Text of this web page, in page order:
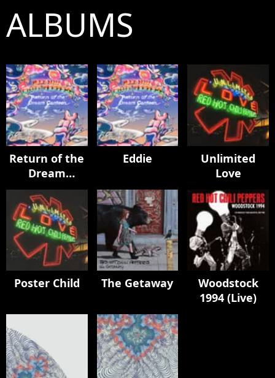
ALBUMS
Return of the
Dream
Canteen
Eddie
Unlimited
Love
Poster Child The Getaway
Woodstock
1994 (Live)